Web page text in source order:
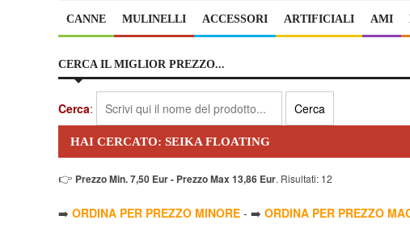
CANNE MULINELLI ACCESSORI ARTIFICIALI AMI
CERCA IL MIGLIOR PREZZO...
Cerca:
HAI CERCATO: SEIKA FLOATING
👉 Prezzo Min. 7,50 Eur - Prezzo Max 13,86 Eur. Risultati: 12
➡️ ORDINA PER PREZZO MINORE - ➡️ ORDINA PER PREZZO